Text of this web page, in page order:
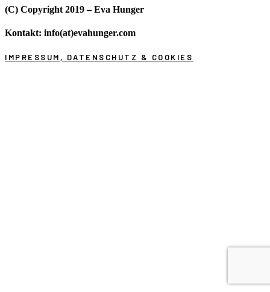
(C) Copyright 2019 – Eva Hunger
Kontakt: info(at)evahunger.com
IMPRESSUM, DATENSCHUTZ & COOKIES